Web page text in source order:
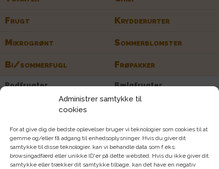
Administrer samtykke til
cookies
For at give dig de bedste oplevelser bruger vi teknologier som cookies til at
gemme og/eller få adgang til enhedsoplysninger. Hvis du giver dit
samtykke til disse teknologier, kan vi behandle data som f.eks.
browsingadfærd eller unikke ID'er på dette websted. Hvis du ikke giver dit
samtykke eller trækker dit samtykke tilbage, kan det have en negativ
Frugt Krydderurter
Mikrogrønt Sommerblomster
Bi/sommerfugl Frøpakker
Rodfrugter Bælgfrugter
Kålgrønsag
Farverig F1/hybrid
Tørreegnet Snitblomster